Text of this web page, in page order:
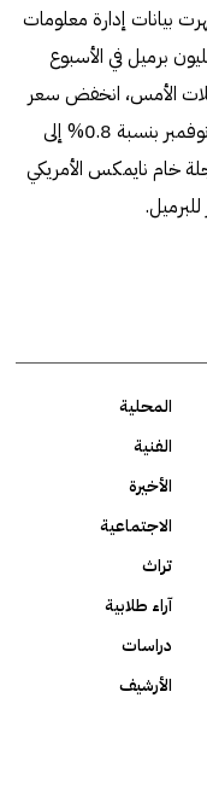
بيانات إدارة معلومات
الأمريكية ارتفاع مخزونات النفط 1.1 مليون برميل في الأسبوع
تعاملات الأمس، انخفض سعر
العقود الآجلة لخام برنت القياسي تسليم شهر نوفمبر بنسبة 0.8% إلى
خام نايمكس الأمريكي
المحلية
الفنية
الأخيرة
الاجتماعية
تراث
آراء طلابية
دراسات
الأرشيف